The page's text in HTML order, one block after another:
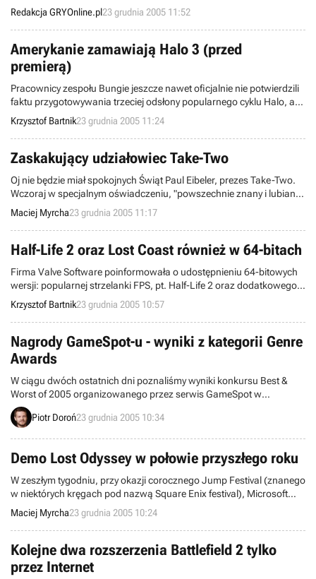
uaktualnienie, wzbogaci ono Encyklopedię o kilkaset nowych gier i
kodów oraz kilkadziesiąt trainerów. Obok nowych i
zaktualizowanych wpisów encyklopedycznych, znajdziecie w nim
najświeższe filmy, galerie oraz artykuły. Nie zabrakło oczywiście
doskonałych poradników.
Redakcja GRYOnline.pl23 grudnia 2005 11:52
Amerykanie zamawiają Halo 3 (przed
premierą)
Pracownicy zespołu Bungie jeszcze nawet oficjalnie nie potwierdzili
faktu przygotowywania trzeciej odsłony popularnego cyklu Halo, a
tymczasem niektóre sklepy w Stanach Zjednoczonych już teraz
rozpoczęły kampanię reklamową, której głównym celem jest
skłonienie klientów do złożenia przedpremierowych zamówień na tę
grę.
Krzysztof Bartnik23 grudnia 2005 11:24
Zaskakujący udziałowiec Take-Two
Oj nie będzie miał spokojnych Świąt Paul Eibeler, prezes Take-Two.
Wczoraj w specjalnym oświadczeniu, "powszechnie znany i lubiany"
adwokat, pan Jack Thompson, poinformował o fakcie zakupu akcji
wspomnianej firmy, co czyni go jej udziałowcem. Oczywiście, nie
uczynił tego z chęci zarobienia pieniędzy ale po to aby "rozłożyć"
Take-Two od środka.
Maciej Myrcha23 grudnia 2005 11:17
Half-Life 2 oraz Lost Coast również w 64-bitach
Firma Valve Software poinformowała o udostępnieniu 64-bitowych
wersji: popularnej strzelanki FPS, pt. Half-Life 2 oraz dodatkowego
poziomu do owej produkcji, noszącego nazwę Lost Coast. Nowe
edycje powstały oczywiście z myślą o graczach używających
procesorów marki AMD Athlon 64 FX.
Krzysztof Bartnik23 grudnia 2005 10:57
Nagrody GameSpot-u - wyniki z kategorii Genre
Awards
W ciągu dwóch ostatnich dni poznaliśmy wyniki konkursu Best &
Worst of 2005 organizowanego przez serwis GameSpot w
kategoriach Special Achievements oraz Dubious Honors. Jak dotąd
największą ilością nagród może się poszczycić Psychonauts (4).
Piotr Doroń23 grudnia 2005 10:34
Demo Lost Odyssey w połowie przyszłego roku
W zeszłym tygodniu, przy okazji corocznego Jump Festival (znanego
w niektórych kręgach pod nazwą Square Enix festival), Microsoft
zaprezentował trailer gry Lost Odyssey, powstającej w studio
Mistwalker. Niestety, ku rozczarowaniu widzów, nie zawierał on
żadnych elementów rozgrywki a jedynie scenki sytuacyjne. Ale nie
martwcie się, grywalne demo jest już w drodze.
Maciej Myrcha23 grudnia 2005 10:24
Kolejne dwa rozszerzenia Battlefield 2 tylko
przez Internet